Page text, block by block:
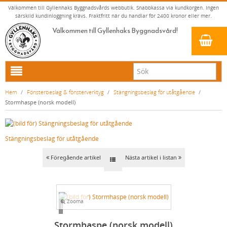
Välkommen till Gyllenhaks Byggnadsvårds webbutik. Snabbkassa via kundkorgen. Ingen
särskild kundinloggning krävs. Fraktfritt när du handlar för 2400 kronor eller mer.
Välkommen till Gyllenhaks Byggnadsvård!
HEM
NYA PRODUKTER
LINOLJEFÄRG & SLAMFÄRG MED MERA
LINOLJEFÄRGER
VITA KULÖRER
GULA KULÖRER
RÖDA KULÖRER
GRÖNA KULÖRER
MATTA LINOLJEFÄRGER
KONSTNÄRSFÄRGER
GULT/ORANGE
LACK, LASYRER, FERNISSOR & OLJOR
LINOLJESÅPA OCH MÅLARTVÄTT
KLASSISKA KLÄDER
RESISTANT WORK WEAR
JACKOR, ANORAKER OCH BUSSARONGER
BADRUM & KÖK (KRANAR & PORSLIN)
TVÄTTSTÄLLSBLANDARE
BADKARSBLANDARE
DUSCHAR OCH DUSCHBLANDARE
DÖRRHANDTAG MÄSSING (INNERDÖRR)
DÖRRHANDTAG NICKEL (INNERDÖRR)
DÖRRHANDTAG LÅNGSKYLT MÄSSING
YTTERDÖRRSHANDTAG
HANDTAG YTTERDÖRR OVAL CYLINDER
HANDTAG YTTERDÖRR (ASSA 2000)
KLASSISKA SPANJOLETTHANDTAG
KLASSISKA SPANJOLETTHANDTAG
FÖNSTERBESLAG & FÖNSTERVERKTYG
Hem / Fönsterbeslag & fönsterverktyg / Stängningsbeslag för utåtgående /
Stormhaspe (norsk modell)
Stängningsbeslag för utåtgående
Föregående artikel Nästa artikel i listan
Loading...
Zooma